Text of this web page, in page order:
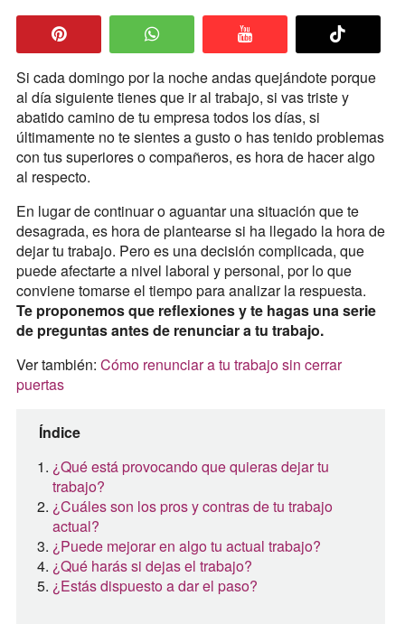
Si cada domingo por la noche andas quejándote porque
al día siguiente tienes que ir al trabajo, si vas triste y
abatido camino de tu empresa todos los días, si
últimamente no te sientes a gusto o has tenido problemas
con tus superiores o compañeros, es hora de hacer algo
al respecto.
En lugar de continuar o aguantar una situación que te
desagrada, es hora de plantearse si ha llegado la hora de
dejar tu trabajo. Pero es una decisión complicada, que
puede afectarte a nivel laboral y personal, por lo que
conviene tomarse el tiempo para analizar la respuesta.
Te proponemos que reflexiones y te hagas una serie
de preguntas antes de renunciar a tu trabajo.
Ver también: Cómo renunciar a tu trabajo sin cerrar
puertas
Índice
¿Qué está provocando que quieras dejar tu
trabajo?
¿Cuáles son los pros y contras de tu trabajo
actual?
¿Puede mejorar en algo tu actual trabajo?
¿Qué harás si dejas el trabajo?
¿Estás dispuesto a dar el paso?